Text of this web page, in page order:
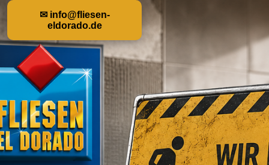
✉ info@fliesen-
eldorado.de